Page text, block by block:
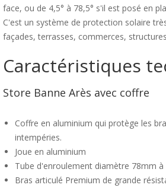
face, ou de 4,5° à 78,5° s'il est posé en
C'est un système de protection solaire
façades, terrasses, commerces,
Caractéristiques
Store Banne Arès avec coffre
Coffre en aluminium qui protège les
intempéries.
Joue en aluminium
Tube d'enroulement diamètre 78mm
Bras articulé Premium de grande